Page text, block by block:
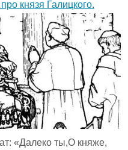
князя Галицкого.
«Далеко ты,О княже,